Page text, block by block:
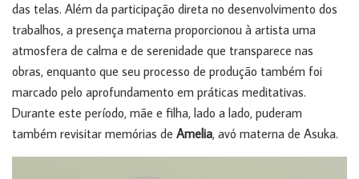
das telas. Além da participação direta no desenvolvimento dos
trabalhos, a presença materna proporcionou à artista uma
atmosfera de calma e de serenidade que transparece nas
obras, enquanto que seu processo de produção também foi
marcado pelo aprofundamento em práticas meditativas.
Durante este período, mãe e filha, lado a lado, puderam
também revisitar memórias de Amelia, avó materna de Asuka.